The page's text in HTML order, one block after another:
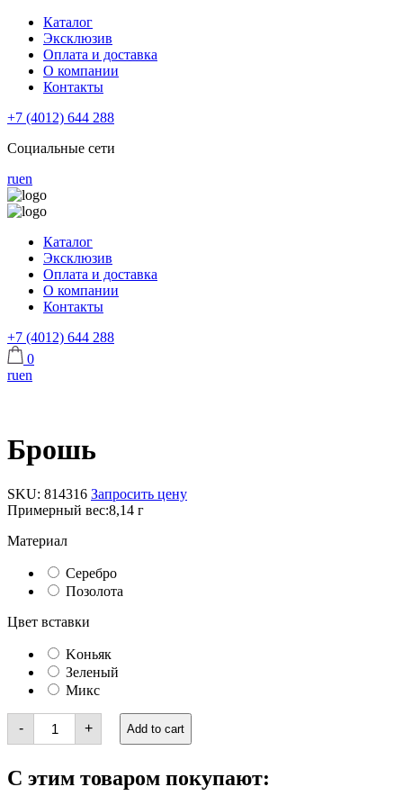
Каталог
Эксклюзив
Оплата и доставка
О компании
Контакты
+7 (4012) 644 288
Социальные сети
ruen
Каталог
Эксклюзив
Оплата и доставка
О компании
Контакты
+7 (4012) 644 288
0
ruen
Брошь
SKU: 814316 Запросить цену
Примерный вес:8,14 г
Материал
Серебро
Позолота
Цвет вставки
Kоньяк
Зеленый
Микс
-
Брошь
quantity
+ Add to cart
С этим товаром покупают: